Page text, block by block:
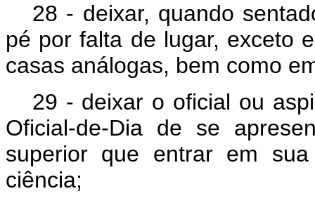
28 - deixar, quando
pé por falta de lugar, exceto
casas análogas, bem como
29 - deixar o oficial ou
Oficial-de-Dia de se
superior que entrar em
ciência;